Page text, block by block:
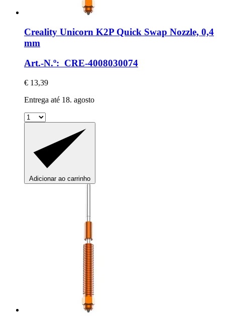
Creality Unicorn K2P Quick Swap Nozzle, 0,4
mm
Art.-N.º: CRE-4008030074
€ 13,39
Entrega até 18. agosto
Adicionar ao carrinho